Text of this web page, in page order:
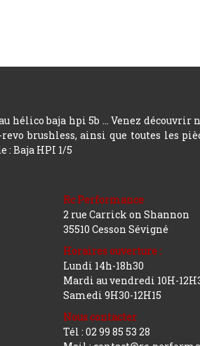
hélico baja hpi 5b ... Venez découvrir
brushless, ainsi que toutes les
: Baja HPI 1/5
Rc Performance
2 rue Carrick on Shannon
35510 Cesson Sévigné
Horaires ouverture :
Lundi 14h-18h30
Mardi au vendredi 10H-
Samedi 9H30-12H15
Nous contacter
Tél : 02 99 85 53 28